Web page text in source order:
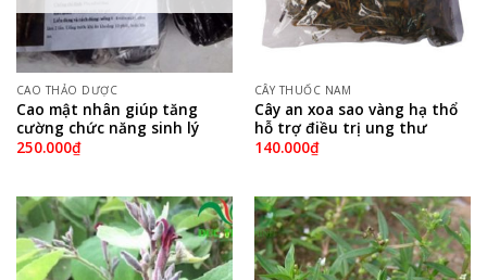
CAO THẢO DƯỢC
Cao mật nhân giúp tăng
cường chức năng sinh lý
250.000₫
CÂY THUỐC NAM
Cây an xoa sao vàng hạ thổ
hỗ trợ điều trị ung thư
140.000₫